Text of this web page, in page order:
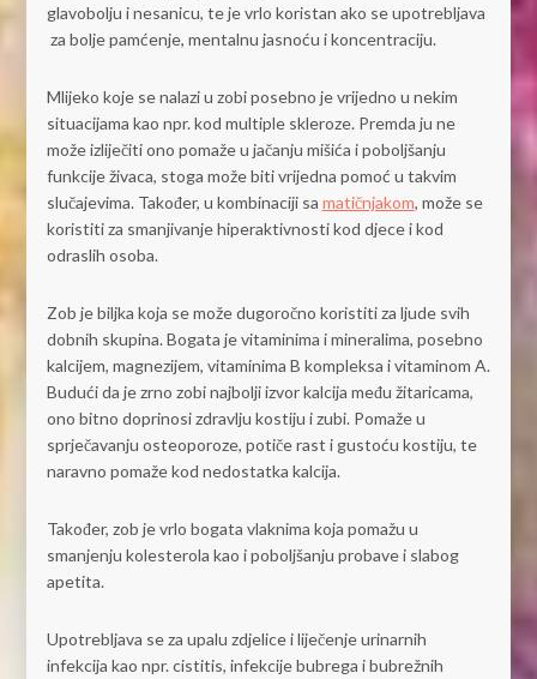
glavobolju i nesanicu, te je vrlo koristan ako se upotrebljava
za bolje pamćenje, mentalnu jasnoću i koncentraciju.
Mlijeko koje se nalazi u zobi posebno je vrijedno u nekim
situacijama kao npr. kod multiple skleroze. Premda ju ne
može izliječiti ono pomaže u jačanju mišića i poboljšanju
funkcije živaca, stoga može biti vrijedna pomoć u takvim
slučajevima. Također, u kombinaciji sa matičnjakom, može se
koristiti za smanjivanje hiperaktivnosti kod djece i kod
odraslih osoba.
Zob je biljka koja se može dugoročno koristiti za ljude svih
dobnih skupina. Bogata je vitaminima i mineralima, posebno
kalcijem, magnezijem, vitaminima B kompleksa i vitaminom A.
Budući da je zrno zobi najbolji izvor kalcija među žitaricama,
ono bitno doprinosi zdravlju kostiju i zubi. Pomaže u
sprječavanju osteoporoze, potiče rast i gustoću kostiju, te
naravno pomaže kod nedostatka kalcija.
Također, zob je vrlo bogata vlaknima koja pomažu u
smanjenju kolesterola kao i poboljšanju probave i slabog
apetita.
Upotrebljava se za upalu zdjelice i liječenje urinarnih
infekcija kao npr. cistitis, infekcije bubrega i bubrežnih